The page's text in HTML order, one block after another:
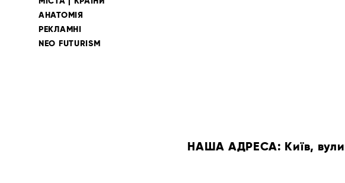
АНАТОМІЯ
РЕКЛАМНІ
NEO FUTURISM
НАША АДРЕСА: Київ,